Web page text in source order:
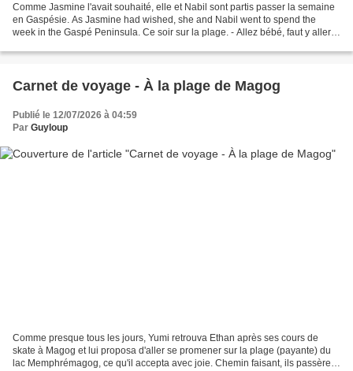
Comme Jasmine l'avait souhaité, elle et Nabil sont partis passer la semaine
en Gaspésie. As Jasmine had wished, she and Nabil went to spend the
week in the Gaspé Peninsula. Ce soir sur la plage. - Allez bébé, faut y aller !
Carnet de voyage - À la plage de Magog
Publié le 12/07/2026 à 04:59
Par Guyloup
Comme presque tous les jours, Yumi retrouva Ethan après ses cours de
skate à Magog et lui proposa d'aller se promener sur la plage (payante) du
lac Memphrémagog, ce qu'il accepta avec joie. Chemin faisant, ils passèrent